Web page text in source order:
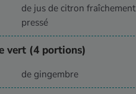
de jus de citron fraîchement
pressé
vert (4 portions)
de gingembre